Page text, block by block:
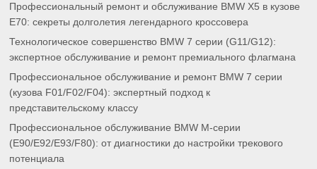
Профессиональный ремонт и обслуживание BMW X5 в кузове
E70: секреты долголетия легендарного кроссовера
Технологическое совершенство BMW 7 серии (G11/G12):
экспертное обслуживание и ремонт премиального флагмана
Профессиональное обслуживание и ремонт BMW 7 серии
(кузова F01/F02/F04): экспертный подход к
представительскому классу
Профессиональное обслуживание BMW M-серии
(E90/E92/E93/F80): от диагностики до настройки трекового
потенциала